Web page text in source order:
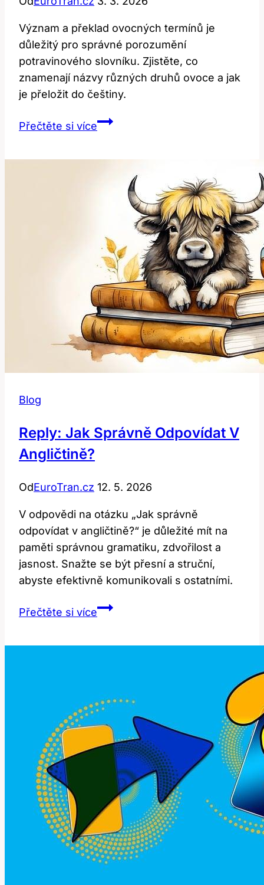
Význam a překlad ovocných termínů je
důležitý pro správné porozumění
potravinového slovníku. Zjistěte, co
znamenají názvy různých druhů ovoce a jak
je přeložit do češtiny.
Přečtěte si víceFruits:
Ovocných
Termínů
Blog
Reply: Jak Správně Odpovídat V
Angličtině?
OdEuroTran.cz 12. 5. 2026
V odpovědi na otázku „Jak správně
odpovídat v angličtině?“ je důležité mít na
paměti správnou gramatiku, zdvořilost a
jasnost. Snažte se být přesní a struční,
abyste efektivně komunikovali s ostatními.
Přečtěte si víceReply: